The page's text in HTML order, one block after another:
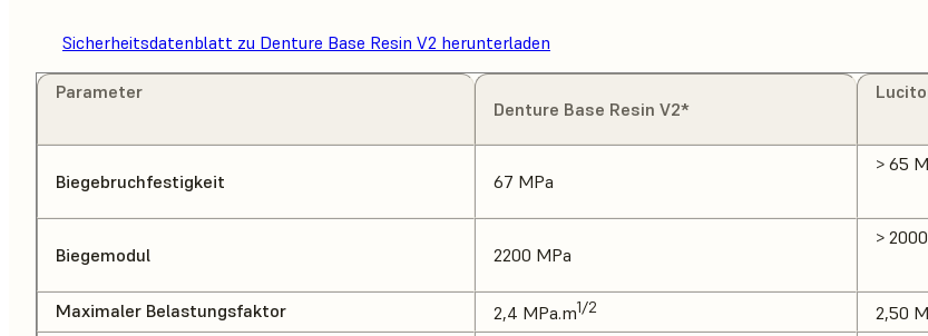
Sicherheitsdatenblatt zu Denture Base Resin V2 herunterladen
Parameter
Denture Base Resin V2*
Biegebruchfestigkeit 67 MPa
> 65
Biegemodul 2200 MPa
>
Maximaler Belastungsfaktor 2,4 MPa.m1/2 2,50